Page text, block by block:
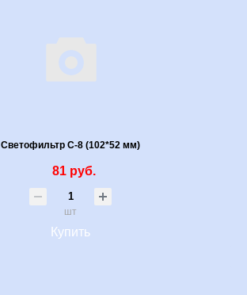
Светофильтр С-8 (102*52 мм)
81 руб.
шт
Купить